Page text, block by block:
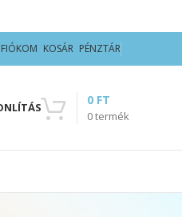
FIÓKOM KOSÁR PÉNZTÁR
0termék
0 FT